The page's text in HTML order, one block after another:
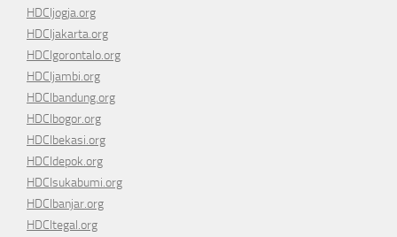
HDCIjogja.org
HDCIjakarta.org
HDCIgorontalo.org
HDCIjambi.org
HDCIbandung.org
HDCIbogor.org
HDCIbekasi.org
HDCIdepok.org
HDCIsukabumi.org
HDCIbanjar.org
HDCItegal.org